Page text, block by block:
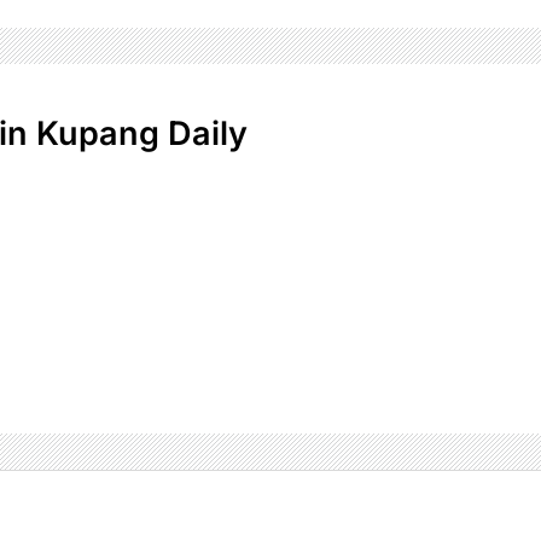
Kupang Daily